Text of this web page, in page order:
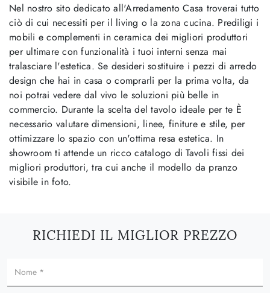
Nel nostro sito dedicato all'Arredamento Casa troverai tutto
ciò di cui necessiti per il living o la zona cucina. Prediligi i
mobili e complementi in ceramica dei migliori produttori
per ultimare con funzionalità i tuoi interni senza mai
tralasciare l'estetica. Se desideri sostituire i pezzi di arredo
design che hai in casa o comprarli per la prima volta, da
noi potrai vedere dal vivo le soluzioni più belle in
commercio. Durante la scelta del tavolo ideale per te È
necessario valutare dimensioni, linee, finiture e stile, per
ottimizzare lo spazio con un'ottima resa estetica. In
showroom ti attende un ricco catalogo di Tavoli fissi dei
migliori produttori, tra cui anche il modello da pranzo
visibile in foto.
RICHIEDI IL MIGLIOR PREZZO